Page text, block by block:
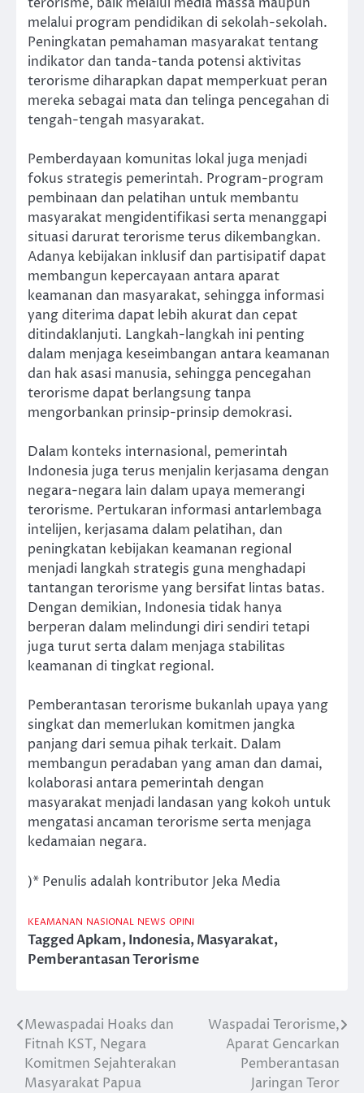
melalui program pendidikan di sekolah-sekolah.
Peningkatan pemahaman masyarakat tentang
indikator dan tanda-tanda potensi aktivitas
terorisme diharapkan dapat memperkuat peran
mereka sebagai mata dan telinga pencegahan di
tengah-tengah masyarakat.
Pemberdayaan komunitas lokal juga menjadi
fokus strategis pemerintah. Program-program
pembinaan dan pelatihan untuk membantu
masyarakat mengidentifikasi serta menanggapi
situasi darurat terorisme terus dikembangkan.
Adanya kebijakan inklusif dan partisipatif dapat
membangun kepercayaan antara aparat
keamanan dan masyarakat, sehingga informasi
yang diterima dapat lebih akurat dan cepat
ditindaklanjuti. Langkah-langkah ini penting
dalam menjaga keseimbangan antara keamanan
dan hak asasi manusia, sehingga pencegahan
terorisme dapat berlangsung tanpa
mengorbankan prinsip-prinsip demokrasi.
Dalam konteks internasional, pemerintah
Indonesia juga terus menjalin kerjasama dengan
negara-negara lain dalam upaya memerangi
terorisme. Pertukaran informasi antarlembaga
intelijen, kerjasama dalam pelatihan, dan
peningkatan kebijakan keamanan regional
menjadi langkah strategis guna menghadapi
tantangan terorisme yang bersifat lintas batas.
Dengan demikian, Indonesia tidak hanya
berperan dalam melindungi diri sendiri tetapi
juga turut serta dalam menjaga stabilitas
keamanan di tingkat regional.
Pemberantasan terorisme bukanlah upaya yang
singkat dan memerlukan komitmen jangka
panjang dari semua pihak terkait. Dalam
membangun peradaban yang aman dan damai,
kolaborasi antara pemerintah dengan
masyarakat menjadi landasan yang kokoh untuk
mengatasi ancaman terorisme serta menjaga
kedamaian negara.
)* Penulis adalah kontributor Jeka Media
KEAMANAN NASIONAL NEWS OPINI
TaggedApkam,Indonesia,Masyarakat,
Pemberantasan Terorisme
Post
navigation
Mewaspadai Hoaks dan
Fitnah KST, Negara
Komitmen Sejahterakan
Masyarakat Papua
Waspadai Terorisme,
Aparat Gencarkan
Pemberantasan
Jaringan Teror